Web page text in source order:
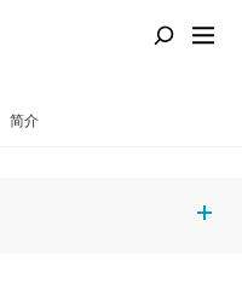
简介